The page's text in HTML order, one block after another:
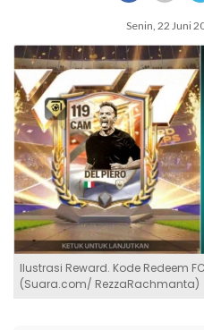
Senin, 22 Juni
Ilustrasi Reward. Kode Redeem
(Suara.com/ RezzaRachmanta)